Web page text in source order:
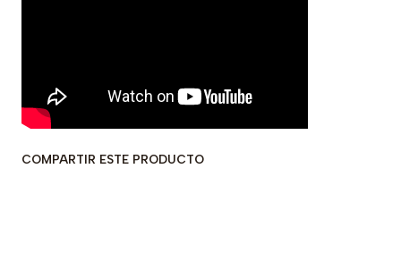
COMPARTIR ESTE PRODUCTO